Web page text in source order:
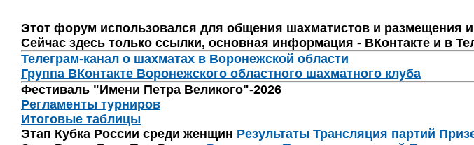
Этот форум использовался для общения шахматистов и
Сейчас здесь только ссылки, основная информация - ВКонтакте и в
Телеграм-канал о шахматах в Воронежской области
Группа ВКонтакте Воронежского областного шахматного клуба
Фестиваль "Имени Петра Великого"-2026
Регламенты турниров
Итоговые таблицы
Этап Кубка России среди женщин Результаты Трансляция партий